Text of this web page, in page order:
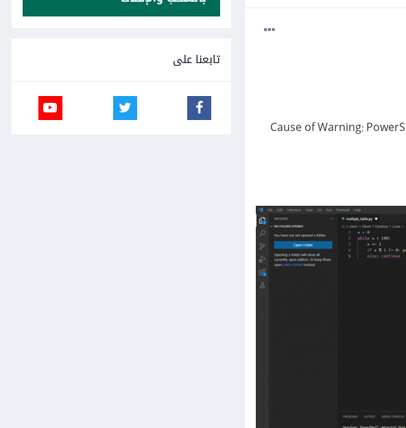
Cause of Warning:
تابعنا على